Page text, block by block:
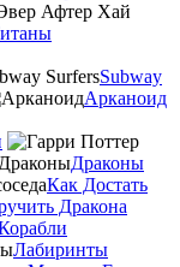
Subway
Арканоид
Драконы
Как Достать
Дракона
Лабиринты